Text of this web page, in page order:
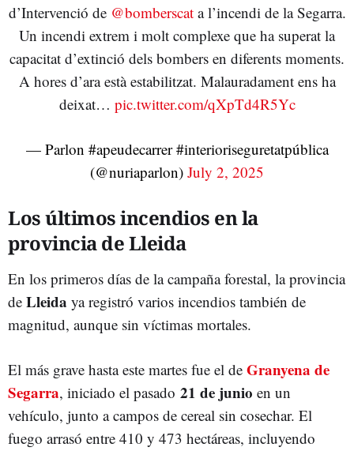
d’Intervenció de @bomberscata l’incendi de la Segarra.
Un incendi extrem i molt complexe que ha superat la
capacitat d’extinció dels bombers en diferents moments.
A hores d’ara està estabilitzat. Malauradament ens ha
deixat… pic.twitter.com/qXpTd4R5Yc
— Parlon #apeudecarrer #interioriseguretatpública
(@nuriaparlon) July 2, 2025
Los últimos incendios en la
provincia de Lleida
En los primeros días de la campaña forestal, la provincia
de Lleida ya registró varios incendios también de
magnitud, aunque sin víctimas mortales.
El más grave hasta este martes fue el de Granyena de
Segarra, iniciado el pasado 21 de junio en un
vehículo, junto a campos de cereal sin cosechar. El
fuego arrasó entre 410 y 473 hectáreas, incluyendo